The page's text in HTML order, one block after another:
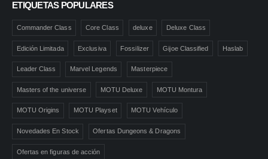
ETIQUETAS POPULARES
Commander Class Core Class deluxe Deluxe Class
Edición Limitada Exclusiva Fossilizer Gijoe Classified Haslab
Leader Class Marvel Legends Masterpiece
Masters of the universe MOTU Deluxe MOTU Montura
MOTU Origins MOTU Playset MOTU Vehículo
Novedades En Stock Ofertas Dungeons & Dragons
Ofertas en figuras de acción